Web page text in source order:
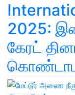
2025:
கேரட்